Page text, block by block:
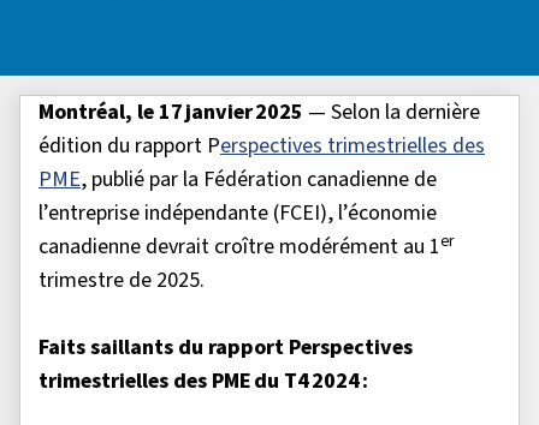
Montréal, le 17 janvier 2025 — Selon la dernière
édition du rapport Perspectives trimestrielles des
PME, publié par la Fédération canadienne de
l’entreprise indépendante (FCEI), l’économie
canadienne devrait croître modérément au 1er
trimestre de 2025.
Faits saillants du rapport Perspectives
trimestrielles des PME du T4 2024 :